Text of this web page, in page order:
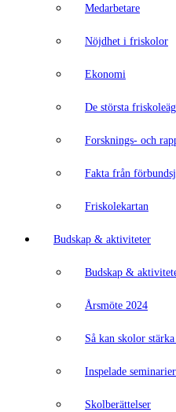
Medarbetare
Nöjdhet i friskolor
Ekonomi
De största
Forsknings- och
Fakta från
Friskolekartan
Budskap & aktiviteter
Budskap &
Årsmöte 2024
Så kan skolor
Inspelade
Skolberättelser